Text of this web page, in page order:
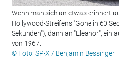
Wenn man sich an etwas erinnert
Hollywood-Streifens "Gone in 60
Sekunden"), dann an "Eleanor", ein
von 1967.
© Foto: SP-X / Benjamin Bessinger